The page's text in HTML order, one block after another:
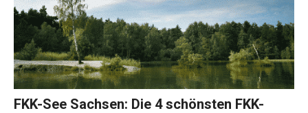
FKK-See Sachsen: Die 4 schönsten FKK-